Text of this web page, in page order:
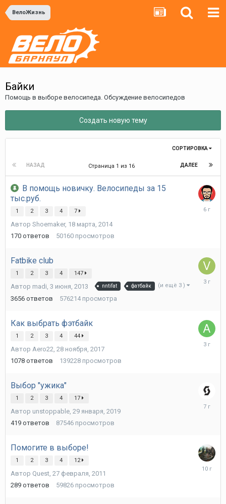
ВелоЖизнь
Байки
Помощь в выборе велосипеда. Обсуждение велосипедов
Создать новую тему
СОРТИРОВКА
НАЗАД ДАЛЕЕ
Страница 1 из 16
В помощь новичку. Велосипеды за 15
тыс.руб.
1 2 3 4 7
Автор Shoemaker, 18 марта, 2014
170 ответов 50160 просмотров
12
Fatbike club
1 2 3 4 147
Автор madi, 3 июня, 2013 nntifat фатбайк (и ещё 3 )
3656 ответов 576214 просмотра
Как выбрать фэтбайк
1 2 3 4 44
Автор Aero22 28 ноября, 2017
1078 ответов 139228 просмотров
11
Выбор "ужика"
1 2 3 4 17
Автор unstoppable 29 января, 2019
419 ответов 87546 просмотров
25
Помогите в выборе!
1 2 3 4 12
Автор Quest 27 февраля, 2011
289 ответов 59826 просмотров